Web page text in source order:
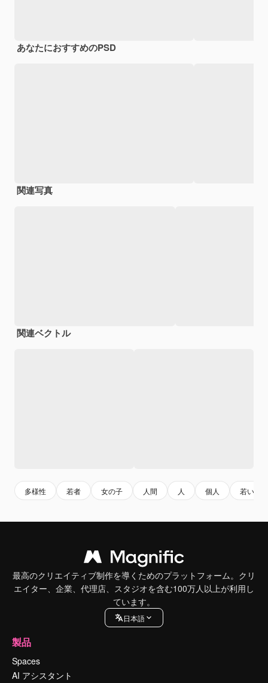
あなたにおすすめのPSD
関連写真
関連ベクトル
多様性 若者 女の子 人間 人 個人 若い
最高のクリエイティブ制作を導くためのプラットフォーム。クリ
エイター、企業、代理店、スタジオを含む100万人以上が利用し
ています。
日本語
製品
Spaces
AI アシスタント